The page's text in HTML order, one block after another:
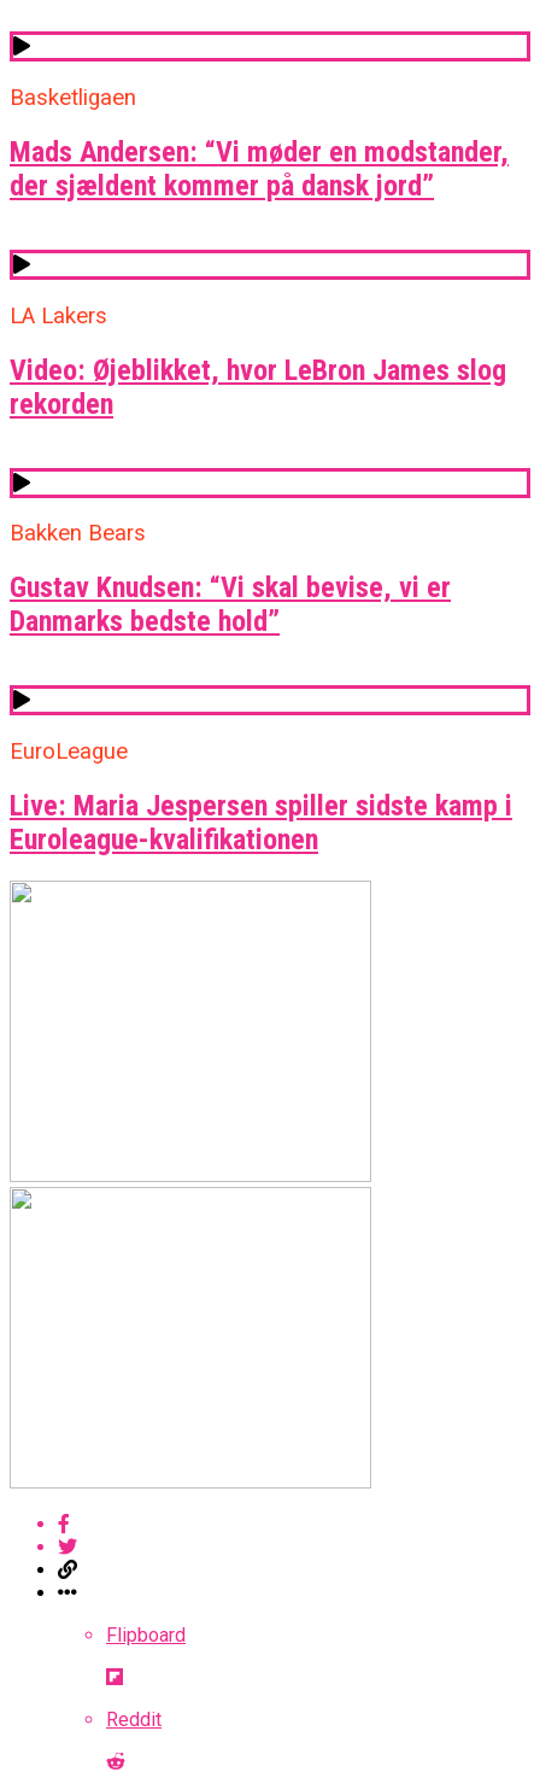
Basketligaen
Mads Andersen: “Vi møder en modstander,
der sjældent kommer på dansk jord”
LA Lakers
Video: Øjeblikket, hvor LeBron James slog
rekorden
Bakken Bears
Gustav Knudsen: “Vi skal bevise, vi er
Danmarks bedste hold”
EuroLeague
Live: Maria Jespersen spiller sidste kamp i
Euroleague-kvalifikationen
Flipboard
Reddit